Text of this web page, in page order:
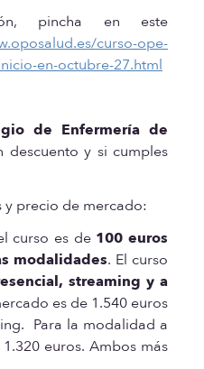
pincha en este
curso-ope-
en-octubre-27.html
de Enfermería de
descuento y si cumples
precio de mercado:
curso es de 100 euros
modalidades. El curso
streaming y a
es de 1.540 euros
Para la modalidad a
euros. Ambos más